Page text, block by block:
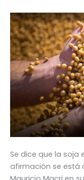
Se dice que la soja
afirmación se está